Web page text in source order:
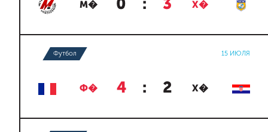
М� 0 : 3 Х�
Футбол 15 ИЮЛЯ
Ф� 4 : 2 Х�